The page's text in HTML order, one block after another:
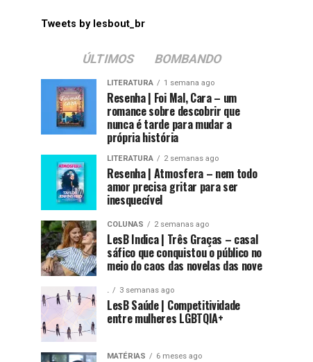
Tweets by lesbout_br
ÚLTIMOS BOMBANDO
LITERATURA 1 semana ago
Resenha | Foi Mal, Cara – um
romance sobre descobrir que
nunca é tarde para mudar a
própria história
LITERATURA 2 semanas ago
Resenha | Atmosfera – nem todo
amor precisa gritar para ser
inesquecível
COLUNAS 2 semanas ago
LesB Indica | Três Graças – casal
sáfico que conquistou o público no
meio do caos das novelas das nove
. 3 semanas ago
LesB Saúde | Competitividade
entre mulheres LGBTQIA+
MATÉRIAS 6 meses ago